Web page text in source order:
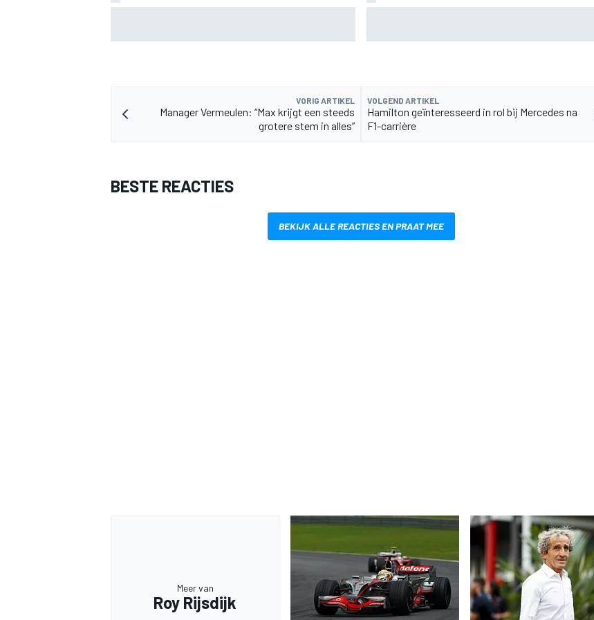
MEER RACEKLASSEN
VORIG ARTIKEL
Manager Vermeulen: “Max krijgt een steeds
grotere stem in alles”
VOLGEND ARTIKEL
Hamilton geïnteresseerd in rol bij Mercedes na
F1-carrière
BESTE REACTIES
BEKIJK ALLE REACTIES EN PRAAT MEE
Meer van
Roy Rijsdijk